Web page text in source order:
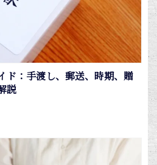
ド：手渡し、郵送、時期、贈
説